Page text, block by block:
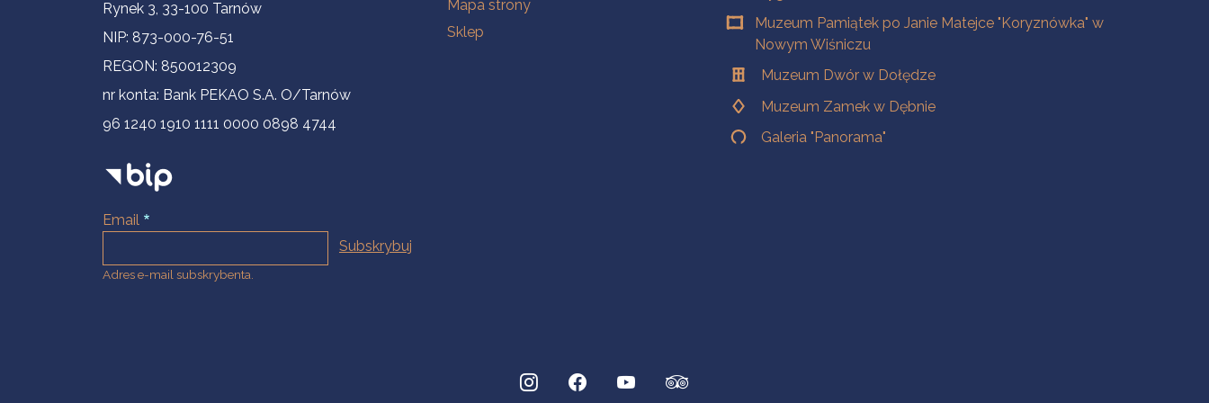
Rynek 3, 33-100 Tarnów
NIP: 873-000-76-51
REGON: 850012309
nr konta: Bank PEKAO S.A. O/Tarnów
96 1240 1910 1111 0000 0898 4744
Email
Adres e-mail subskrybenta.
Mapa strony
Sklep
Muzeum Pamiątek po Janie Matejce "Koryznówka" w
Nowym Wiśniczu
Muzeum Dwór w Dołędze
Muzeum Zamek w Dębnie
Galeria "Panorama"